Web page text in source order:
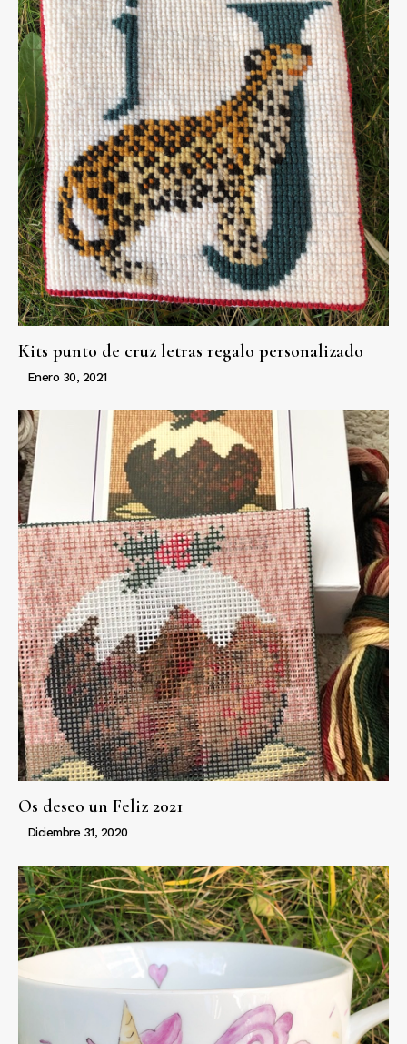
Kits punto de cruz letras regalo personalizado
Enero 30, 2021
Os deseo un Feliz 2021
Diciembre 31, 2020